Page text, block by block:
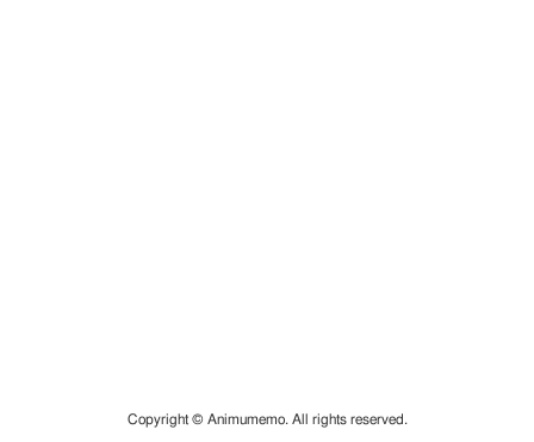
Copyright © Animumemo. All rights reserved.